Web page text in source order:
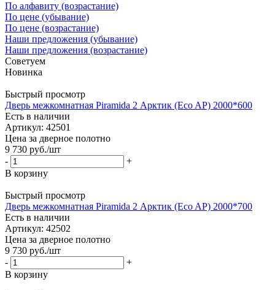
По алфавиту (возрастание)
По цене (убывание)
По цене (возрастание)
Наши предложения (убывание)
Наши предложения (возрастание)
Советуем
Новинка
Быстрый просмотр
Дверь межкомнатная Piramida 2 Арктик (Eco AP) 2000*600
Есть в наличии
Артикул: 42501
Цена за дверное полотно
9 730 руб./шт
-
+
В корзину
Быстрый просмотр
Дверь межкомнатная Piramida 2 Арктик (Eco AP) 2000*700
Есть в наличии
Артикул: 42502
Цена за дверное полотно
9 730 руб./шт
-
+
В корзину